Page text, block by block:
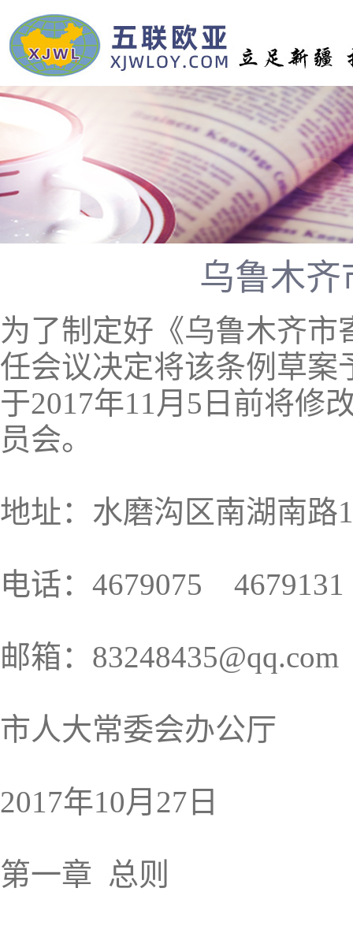
乌鲁木齐
为了制定好《乌鲁木齐
任会议决定将该条例草案
于2017年11月5日前将修
员会。
地址：水磨沟区南湖南
电话：4679075
邮箱：83248435@qq.com
市人大常委会办公厅
2017年10月27日
第一章 总则